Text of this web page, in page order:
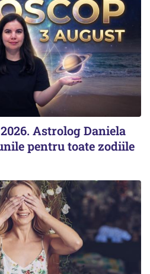
Astrolog Daniela
pentru toate zodiile